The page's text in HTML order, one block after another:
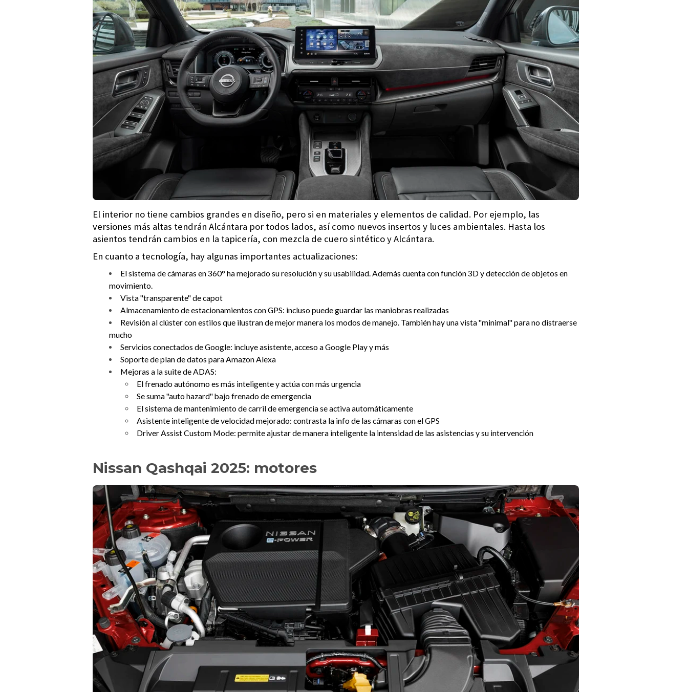
El interior no tiene cambios grandes en diseño, pero si en materiales y elementos de calidad. Por ejemplo, las
versiones más altas tendrán Alcántara por todos lados, así como nuevos insertos y luces ambientales. Hasta los
asientos tendrán cambios en la tapicería, con mezcla de cuero sintético y Alcántara.
En cuanto a tecnología, hay algunas importantes actualizaciones:
El sistema de cámaras en 360° ha mejorado su resolución y su usabilidad. Además cuenta con función 3D y detección de objetos en
movimiento.
Vista "transparente" de capot
Almacenamiento de estacionamientos con GPS: incluso puede guardar las maniobras realizadas
Revisión al clúster con estilos que ilustran de mejor manera los modos de manejo. También hay una vista "minimal" para no distraerse
mucho
Servicios conectados de Google: incluye asistente, acceso a Google Play y más
Soporte de plan de datos para Amazon Alexa
Mejoras a la suite de ADAS:
El frenado autónomo es más inteligente y actúa con más urgencia
Se suma "auto hazard" bajo frenado de emergencia
El sistema de mantenimiento de carril de emergencia se activa automáticamente
Asistente inteligente de velocidad mejorado: contrasta la info de las cámaras con el GPS
Driver Assist Custom Mode: permite ajustar de manera inteligente la intensidad de las asistencias y su intervención
Nissan Qashqai 2025: motores